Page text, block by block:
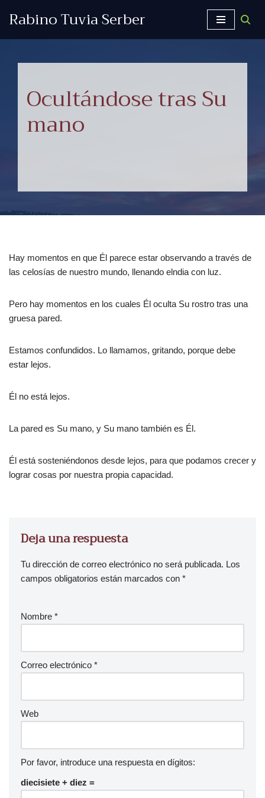
Rabino Tuvia Serber
Ocultándose tras Su
mano
Hay momentos en que Él parece estar observando a través de
las celosías de nuestro mundo, llenando elndia con luz.
Pero hay momentos en los cuales Él oculta Su rostro tras una
gruesa pared.
Estamos confundidos. Lo llamamos, gritando, porque debe
estar lejos.
Él no está lejos.
La pared es Su mano, y Su mano también es Él.
Él está sosteniéndonos desde lejos, para que podamos crecer y
lograr cosas por nuestra propia capacidad.
Deja una respuesta
Tu dirección de correo electrónico no será publicada. Los
campos obligatorios están marcados con *
Nombre *
Correo electrónico *
Web
Por favor, introduce una respuesta en dígitos:
diecisiete + diez =